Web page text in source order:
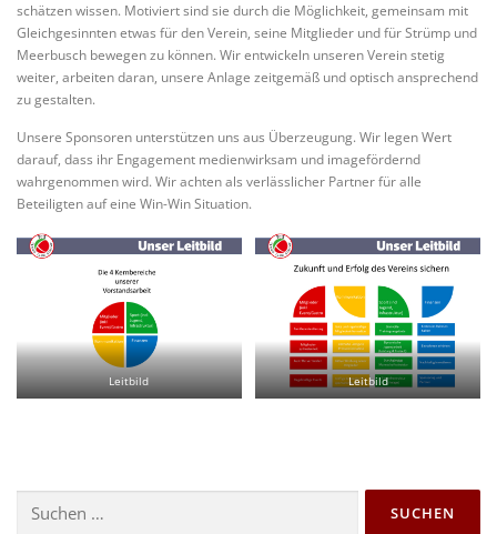
schätzen wissen. Motiviert sind sie durch die Möglichkeit, gemeinsam mit
Gleichgesinnten etwas für den Verein, seine Mitglieder und für Strümp und
Meerbusch bewegen zu können. Wir entwickeln unseren Verein stetig
weiter, arbeiten daran, unsere Anlage zeitgemäß und optisch ansprechend
zu gestalten.
Unsere Sponsoren unterstützen uns aus Überzeugung. Wir legen Wert
darauf, dass ihr Engagement medienwirksam und imagefördernd
wahrgenommen wird. Wir achten als verlässlicher Partner für alle
Beteiligten auf eine Win-Win Situation.
Leitbild Leitbild
nach: